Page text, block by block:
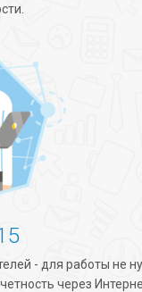
- для работы не
через